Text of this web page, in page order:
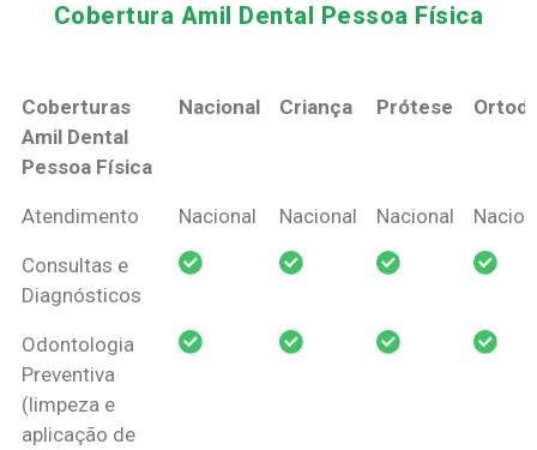
Cobertura Amil Dental Pessoa Física​
Coberturas
Amil Dental
Pessoa Física
Nacional Criança Prótese
Coberturas
Pessoa Física
Nacional Criança Prótese
Atendimento Nacional Nacional Nacional
Consultas e
Diagnósticos
Odontologia
Preventiva
(limpeza e
aplicação de